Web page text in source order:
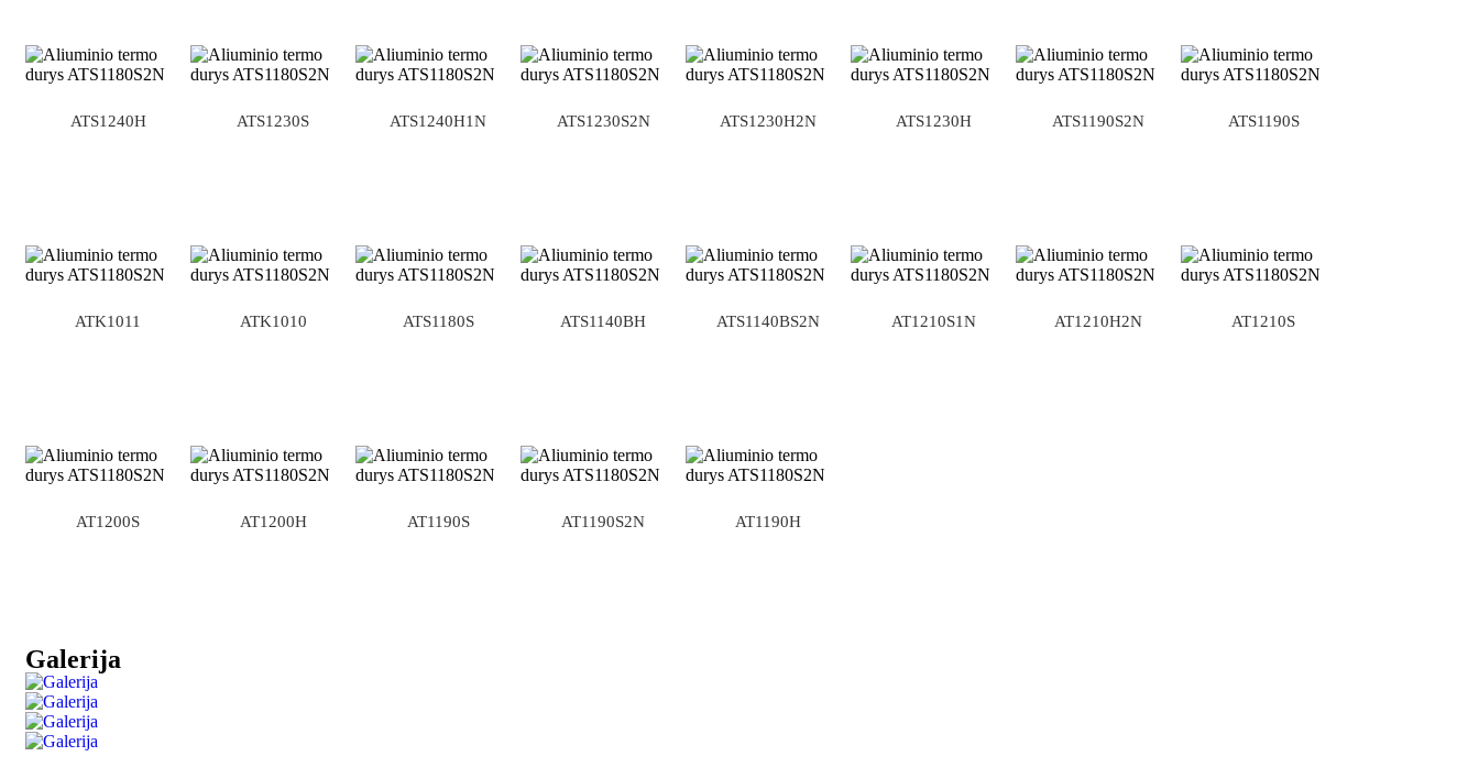
ATS1240H ATS1230S ATS1240H1N ATS1230S2N ATS1230H2N ATS1230H ATS1190S2N ATS1190S
ATK1011 ATK1010 ATS1180S ATS1140BH ATS1140BS2N AT1210S1N AT1210H2N AT1210S
AT1200S AT1200H AT1190S AT1190S2N AT1190H
Galerija